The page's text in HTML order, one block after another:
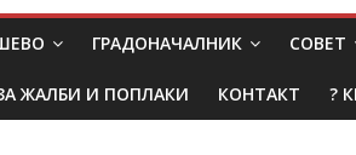
ГРАДОНАЧАЛНИК СОВЕТ
ЖАЛБИ И ПОПЛАКИ КОНТАКТ ?